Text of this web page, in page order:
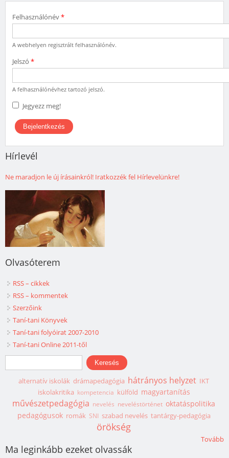
Felhasználónév*
A webhelyen regisztrált felhasználónév.
Jelszó *
A felhasználónévhez tartozó jelszó.
Jegyezz meg!
Hírlevél
Ne maradjon le új írásainkról! Iratkozzék fel Hírlevelünkre!
Olvasóterem
RSS – cikkek
RSS – kommentek
Szerzőink
Taní-tani Könyvek
Taní-tani folyóirat 2007-2010
Taní-tani Online 2011-től
Keresés űrlap
Keresés
alternatív iskolák drámapedagógia hátrányos helyzet IKT
iskolakritika kompetencia külföld magyartanítás
művészetpedagógia nevelés neveléstörténet oktatáspolitika
pedagógusok romák SNI szabad nevelés tantárgy-pedagógia
örökség
Tovább
Ma leginkább ezeket olvassák